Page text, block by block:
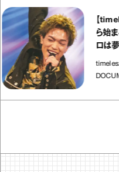
【
ら始まる
ロは夢を
れた場所」
timelesz